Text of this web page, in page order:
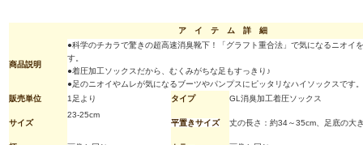
ア イ テ ム 詳 細
商品説明
●科学のチカラで驚きの超高速消臭靴下！「グラフト重合法」で気になるニオイ
す。
●着圧加工ソックスだから、むくみがちな足もすっきり♪
●足のニオイやムレが気になるブーツやパンプスにピッタリなハイソックスです。
販売単位
1足より タイプ GL消臭加工着圧ソックス
サイズ
23-25cm
平置きサイズ
丈の長さ：約34～35cm、足底の大